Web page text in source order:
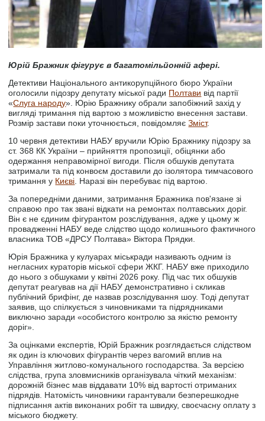
Юрій Бражник фігурує в багатомільйонній афері.
Детективи Національного антикорупційного бюро України
оголосили підозру депутату міської ради Полтави від партії
«Слуга народу». Юрію Бражнику обрали запобіжний захід у
вигляді тримання під вартою з можливістю внесення застави.
Розмір застави поки уточнюється, повідомляєЗміст.
10 червня детективи НАБУ вручили Юрію Бражнику підозру за
ст. 368 КК України – прийняття пропозиції, обіцянки або
одержання неправомірної вигоди. Після обшуків депутата
затримали та під конвоєм доставили до ізолятора тимчасового
тримання у Києві. Наразі він перебуває під вартою.
За попередніми даними, затримання Бражника пов'язане зі
справою про так звані відкати на ремонтах полтавських доріг.
Він є не єдиним фігурантом розслідування, адже у цьому ж
провадженні НАБУ веде слідство щодо колишнього фактичного
власника ТОВ «ДРСУ Полтава» Віктора Прядки.
Юрія Бражника у кулуарах міськради називають одним із
негласних кураторів міської сфери ЖКГ. НАБУ вже приходило
до нього з обшуками у квітні 2026 року. Під час тих обшуків
депутат реагував на дії НАБУ демонстративно і скликав
публічний брифінг, де назвав розслідування шоу. Тоді депутат
заявив, що спілкується з чиновниками та підрядниками
виключно заради «особистого контролю за якістю ремонту
доріг».
За оцінками експертів, Юрій Бражник розглядається слідством
як один із ключових фігурантів через вагомий вплив на
Управління житлово-комунального господарства. За версією
слідства, група зловмисників організувала чіткий механізм:
дорожній бізнес мав віддавати 10% від вартості отриманих
підрядів. Натомість чиновники гарантували безперешкодне
підписання актів виконаних робіт та швидку, своєчасну оплату з
міського бюджету.